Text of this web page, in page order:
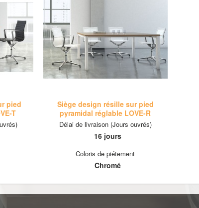
pied
T
Siège design résille sur pied
pyramidal réglable LOVE-R
Délai de livraison (Jours ouvrés)
16 jours
Coloris de piétement
Chromé